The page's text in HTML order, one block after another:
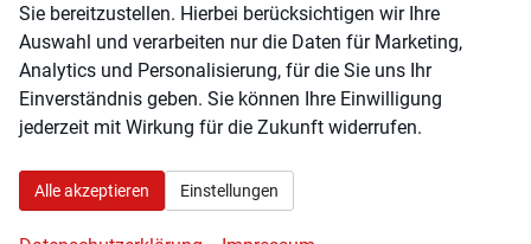
Sie bereitzustellen. Hierbei berücksichtigen wir Ihre
Auswahl und verarbeiten nur die Daten für Marketing,
Analytics und Personalisierung, für die Sie uns Ihr
Einverständnis geben. Sie können Ihre Einwilligung
jederzeit mit Wirkung für die Zukunft widerrufen.
Alle akzeptieren Einstellungen